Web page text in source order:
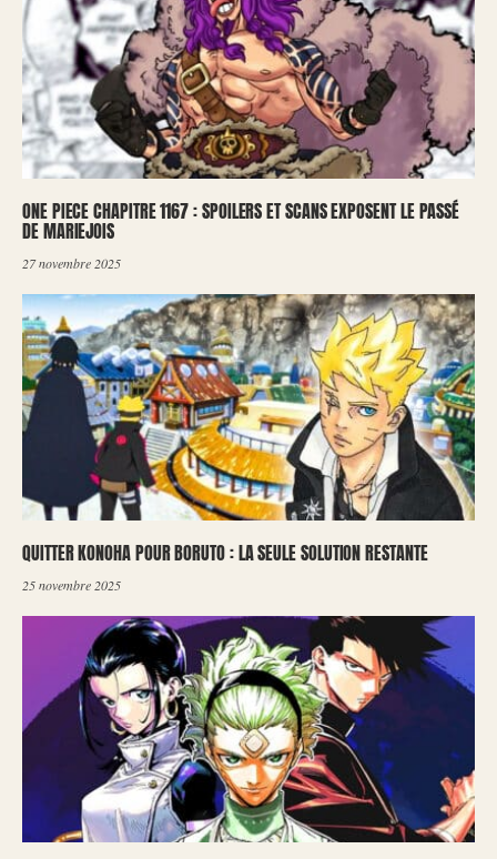
ONE PIECE CHAPITRE 1167 : SPOILERS ET SCANS EXPOSENT LE PASSÉ
DE MARIEJOIS
27 novembre 2025
QUITTER KONOHA POUR BORUTO : LA SEULE SOLUTION RESTANTE
25 novembre 2025